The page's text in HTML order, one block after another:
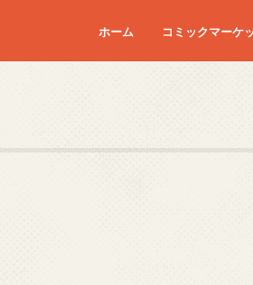
ホーム コミックマーケ
コミケC90
コミケC91
コミケC92
コミケC93
コミケC94
コミケC95